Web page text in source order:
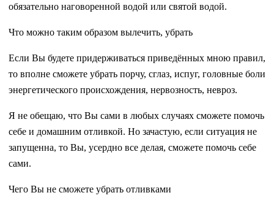
обязательно наговоренной водой или святой водой.
Что можно таким образом вылечить, убрать
Если Вы будете придерживаться приведённых мною правил,
то вполне сможете убрать порчу, сглаз, испуг, головные боли
энергетического происхождения, нервозность, невроз.
Я не обещаю, что Вы сами в любых случаях сможете помочь
себе и домашним отливкой. Но зачастую, если ситуация не
запущенна, то Вы, усердно все делая, сможете помочь себе
сами.
Чего Вы не сможете убрать отливками